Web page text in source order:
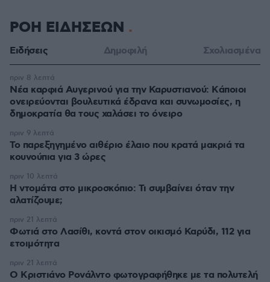
ΡΟΗ ΕΙΔΗΣΕΩΝ
Ειδήσεις Δημοφιλή Σχολιασμένα
Νέα καρφιά Αυγερινού για την Καρυστιανού: Kάποιοι
ονειρεύονται βουλευτικά έδρανα και συνωμοσίες, η
δημοκρατία θα τους χαλάσει το όνειρο
πριν 8 λεπτά
Το παρεξηγημένο αιθέριο έλαιο που κρατά μακριά τα
κουνούπια για 3 ώρες
πριν 9 λεπτά
Η ντομάτα στο μικροσκόπιο: Τι συμβαίνει όταν την
αλατίζουμε;
πριν 10 λεπτά
Φωτιά στο Λασίθι, κοντά στον οικισμό Καρύδι, 112 για
ετοιμότητα
πριν 21 λεπτά
Ο Κριστιάνο Ρονάλντο φωτογραφήθηκε με τα πολυτελή
πριν 21 λεπτά